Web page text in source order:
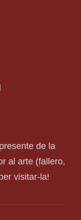
de la
al arte (fallero,
visitar-la!